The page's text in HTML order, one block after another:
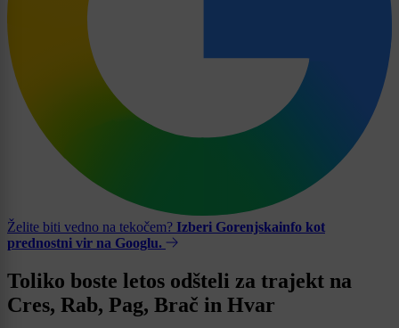
Želite biti vedno na tekočem? Izberi Gorenjskainfo kot
prednostni vir na Googlu.
Toliko boste letos odšteli za trajekt na
Cres, Rab, Pag, Brač in Hvar